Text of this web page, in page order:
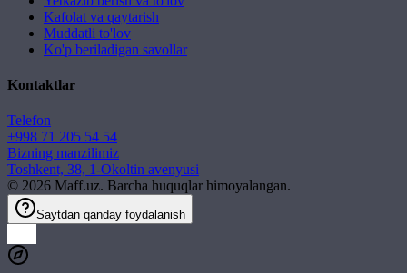
Kafolat va qaytarish
Muddatli to'lov
Ko'p beriladigan savollar
Kontaktlar
Telefon
+998 71 205 54 54
Bizning manzilimiz
Toshkent, 38, 1-Okoltin avenyusi
© 2026 Maff.uz. Barcha huquqlar himoyalangan.
Saytdan qanday foydalanish